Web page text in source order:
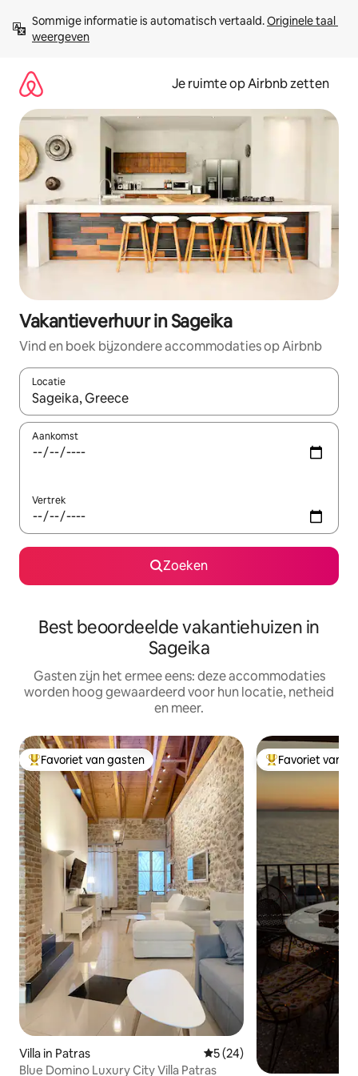
direct
naar
Sommige informatie is automatisch vertaald. Originele taal
weergeven
Je ruimte op Airbnb zetten
Vakantieverhuur in Sageika
Vind en boek bijzondere accommodaties op Airbnb
Locatie
Wanneer er suggesties beschikbaar zijn, maak je een keuze
Aankomst
Vertrek
Zoeken
Best beoordeelde vakantiehuizen in
Sageika
Gasten zijn het ermee eens: deze accommodaties
worden hoog gewaardeerd voor hun locatie, netheid
en meer.
Topfavoriet van gasten
Favoriet van gasten
Villa in Patras Gemiddelde beoordeling
5 (24)
Blue Domino Luxury City Villa Patras
Topfavoriet van
Favoriet van